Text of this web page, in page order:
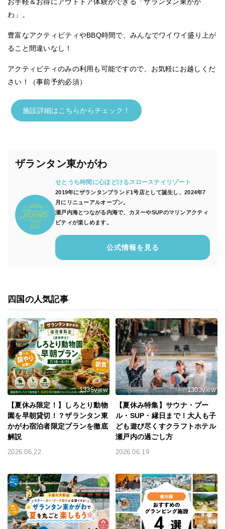
わ」。
豊富なアクティビティやBBQ時間で、みんなでワイワイ盛り上が
ること間違いなし！
アクティビティのみの利用も可能ですので、お気軽にお越しくだ
さい！（事前予約必須）
施設詳細はこちらからチェック！
ザランタン東かがわ
せとうち時間に心ほどけるスローステイリゾート
2019年にザランタンブランド1号店として誕生し、2024年7
月にリニューアルオープン。
瀬戸内海とつながる内海で、カヌーやSUPのマリンアクティ
ビティが楽しめます。
公式情報を見る
四国の人気記事
1335view
【夏休み限定！】しろとり動物
園を早朝貸切！？ザランタン東
かがわ宿泊者限定プランを徹底
解説
2026.06.22
1303view
【夏休み特集】サウナ・プー
ル・SUP・縁日まで！大人も子
ども遊び尽くすクラフトホテル
瀬戸内の過ごし方
2026.06.19